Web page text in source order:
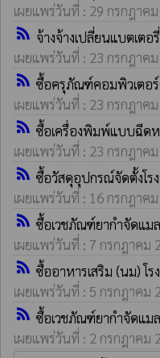
เผยแพร่วันที่ : 29 กรกฎาค
rss_feed จ้างจ้างเปลี่ยนแบตเต
เผยแพร่วันที่ : 23 กรกฎาค
rss_feed ซื้อครุภัณฑ์คอมพิวเตอร์
เผยแพร่วันที่ : 23 กรกฎาค
rss_feed ซื้อเครื่องพิมพ์แบบฉีดห
เผยแพร่วันที่ : 23 กรกฎาค
rss_feed ซื้อวัสดุอุปกรณ์จัดตั้งโร
เผยแพร่วันที่ : 16 กรกฎาค
rss_feed ซื้อเวชภัณฑ์ยากำจัดแม
เผยแพร่วันที่ : 7 กรกฎาคม
rss_feed ซื้ออาหารเสริม (นม) โร
เผยแพร่วันที่ : 5 กรกฎาคม
rss_feed ซื้อเวชภัณฑ์ยากำจัดแม
เผยแพร่วันที่ : 2 กรกฎาคม